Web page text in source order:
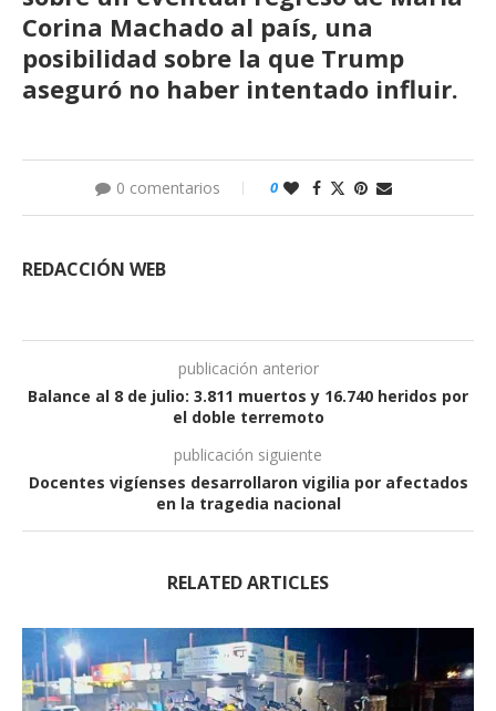
Corina Machado al país, una
posibilidad sobre la que Trump
aseguró no haber intentado influir.
0 comentarios 0
REDACCIÓN WEB
publicación anterior
Balance al 8 de julio: 3.811 muertos y 16.740 heridos por
el doble terremoto
publicación siguiente
Docentes vigíenses desarrollaron vigilia por afectados
en la tragedia nacional
RELATED ARTICLES